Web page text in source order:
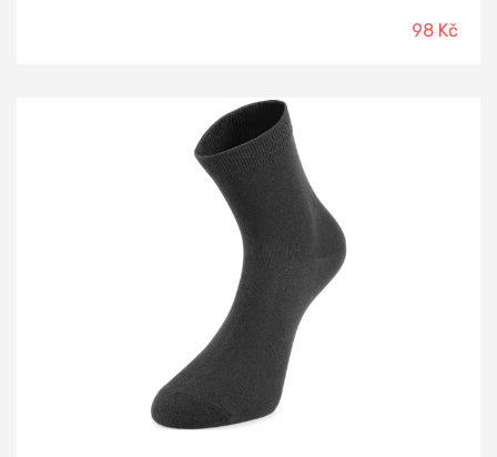
kterému je spoj dokonale hladký a nehrozí, že ponožka bude
98 Kč